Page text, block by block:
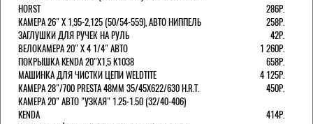
HORST
286Р.
КАМЕРА 26" X 1,95-2,125 (50/54-559), АВТО НИППЕЛЬ
258Р.
ЗАГЛУШКИ ДЛЯ РУЧЕК НА РУЛЬ
42Р.
ВЕЛОКАМЕРА 20" Х 4 1/4" АВТО
1 260Р.
ПОКРЫШКА KENDA 20"Х1,5 K1038
658Р.
МАШИНКА ДЛЯ ЧИСТКИ ЦЕПИ WELDTITE
4 125Р.
КАМЕРА 28"/700 PRESTA 48ММ 35/45Х622/630 H.R.T.
450Р.
КАМЕРА 20" АВТО "УЗКАЯ" 1.25-1.50 (32/40-406)
KENDA
414Р.